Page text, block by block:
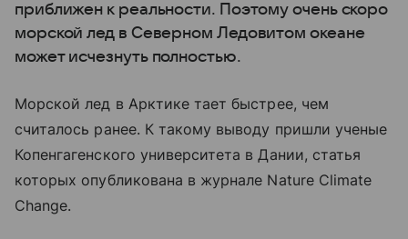
приближен к реальности. Поэтому очень скоро
морской лед в Северном Ледовитом океане
может исчезнуть полностью.
Морской лед в Арктике тает быстрее, чем
считалось ранее. К такому выводу пришли ученые
Копенгагенского университета в Дании, статья
которых опубликована в журнале Nature Climate
Change.